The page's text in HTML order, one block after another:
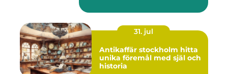
31. jul
Antikaffär stockholm hitta
unika föremål med själ och
historia